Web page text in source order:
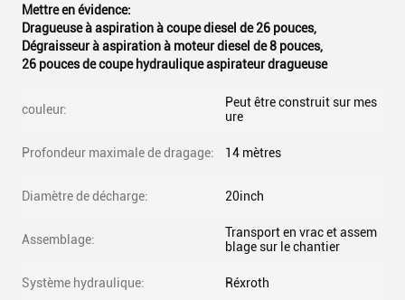
Mettre en évidence:
Dragueuse à aspiration à coupe diesel de 26 pouces,
Dégraisseur à aspiration à moteur diesel de 8 pouces,
26 pouces de coupe hydraulique aspirateur dragueuse
couleur:
Peut être construit sur mes
ure
Profondeur maximale de dragage: 14 mètres
Diamètre de décharge: 20inch
Assemblage:
Transport en vrac et assem
blage sur le chantier
Système hydraulique: Réxroth